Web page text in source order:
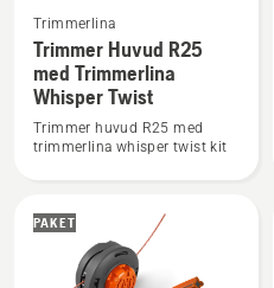
Se
mer
information
om
Trimmer
Huvud
med
Trimmerlina
Whisper
Trimmerlina
Trimmer Huvud R25
med Trimmerlina
Whisper Twist
Trimmer huvud R25 med
trimmerlina whisper twist kit
PAKET